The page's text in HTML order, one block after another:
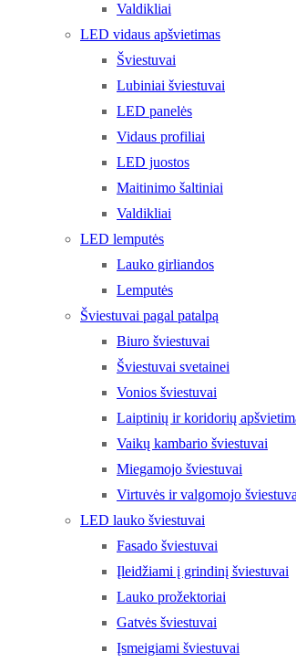
Valdikliai
LED vidaus apšvietimas
Šviestuvai
Lubiniai šviestuvai
LED panelės
Vidaus profiliai
LED juostos
Maitinimo šaltiniai
Valdikliai
LED lemputės
Lauko girliandos
Lemputės
Šviestuvai pagal patalpą
Biuro šviestuvai
Šviestuvai svetainei
Vonios šviestuvai
Laiptinių ir koridorių
Vaikų kambario šviestuvai
Miegamojo šviestuvai
Virtuvės ir valgomojo
LED lauko šviestuvai
Fasado šviestuvai
Įleidžiami į grindinį šviestuvai
Lauko prožektoriai
Gatvės šviestuvai
Įsmeigiami šviestuvai